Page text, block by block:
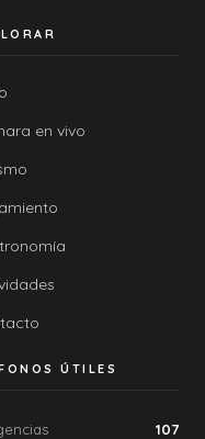
en vivo
ÚTILES
107